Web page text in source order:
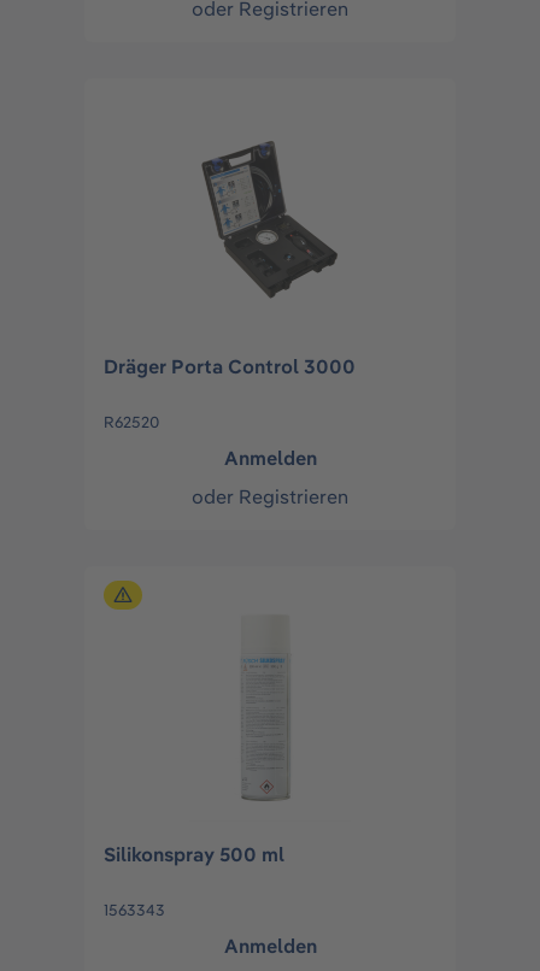
oder Registrieren
Dräger Porta Control 3000
R62520
Anmelden
oder Registrieren
Silikonspray 500 ml
1563343
Anmelden